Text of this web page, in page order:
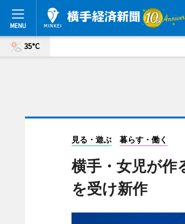
35°C
見る・遊ぶ 暮らす・働く
横手・女児が
を受け新作